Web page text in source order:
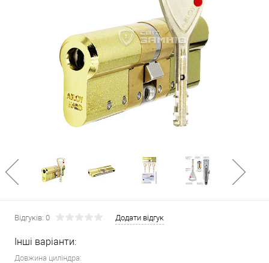
Відгуків: 0 Додати відгук
Інші варіанти:
Довжина циліндра: